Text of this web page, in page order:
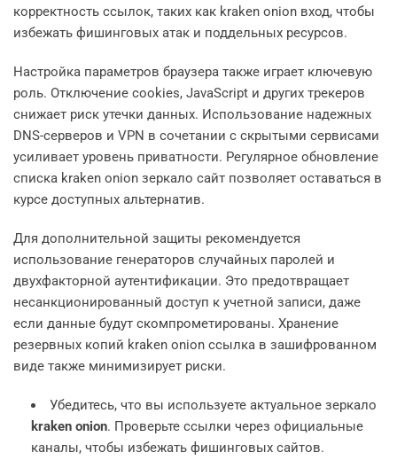
корректность ссылок, таких как kraken onion вход, чтобы
избежать фишинговых атак и поддельных ресурсов.
Настройка параметров браузера также играет ключевую
роль. Отключение cookies, JavaScript и других трекеров
снижает риск утечки данных. Использование надежных
DNS-серверов и VPN в сочетании с скрытыми сервисами
усиливает уровень приватности. Регулярное обновление
списка kraken onion зеркало сайт позволяет оставаться в
курсе доступных альтернатив.
Для дополнительной защиты рекомендуется
использование генераторов случайных паролей и
двухфакторной аутентификации. Это предотвращает
несанкционированный доступ к учетной записи, даже
если данные будут скомпрометированы. Хранение
резервных копий kraken onion ссылка в зашифрованном
виде также минимизирует риски.
Убедитесь, что вы используете актуальное зеркало
kraken onion. Проверьте ссылки через официальные
каналы, чтобы избежать фишинговых сайтов.